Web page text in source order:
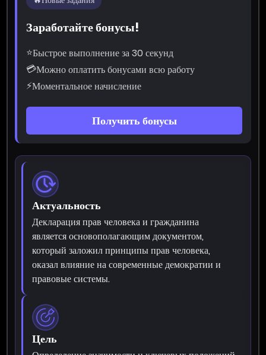
Заработайте бонусы!
⭐Быстрое выполнение за 30 секунд
💳Можно оплатить бонусами всю работу
⚡Моментальное начисление
Получить бонусы
Актуальность
Декларация прав человека и гражданина
является основополагающим документом,
который заложил принципы прав человека,
оказал влияние на современные демократии и
правовые системы.
Цель